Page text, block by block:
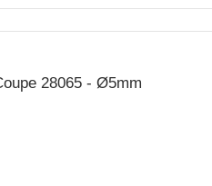
28065 - Ø5mm